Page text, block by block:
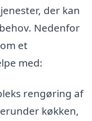
der kan
Nedenfor
et
med:
rengøring af
køkken,